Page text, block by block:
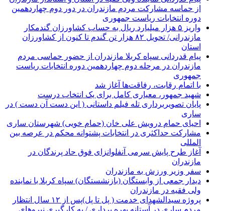
از حماسه مشارکت مردم مازندران در دور دوم چهاردهمین
دوره انتخابات ریاست جمهوری
واریز ۵ هزار میلیارد ریال به حساب کشاورزان گندمکار
مازندرانی/ تحویل ۸۲ هزار تن گندم تا کنون از کشاورزان
استان
پیام قدردانی سپاه کربلا مازندران از حضور حماسی مردم
مازندران در مرحله دوم چهاردهمین دوره انتخابات ریاست
جمهوری
با اتمام رقابت، رفاقت‌ها آغاز شد
شهید جمهور، معیاری کامل برای یک انتخاب درست
پایان تصویربرداری تله فیلم داستانی ( این دست آن دست ) در
ساری
احیای حمام درویش علی خان (حمام خویی) شهرستان ساری
مشارکت حداکثری در انتخابات پشتوانه محکم در عرصه بین
المللی
آغاز طرح پایش سرمی آنفلوانزای فوق حاد پرندگان در
مازندران
سفر وزیر ورزش به مازندران
دیدار جمعی از وابستگان (بازنشستگان) سپاه کربلا با نماینده
ولی فقیه در مازندران
پروژه سیدالشهدای خدمت ( پل تا پل)پس از ۱۲ سال انتظار
مردم ساری در آستانه بهره برداری / به کارگیری نیروهای